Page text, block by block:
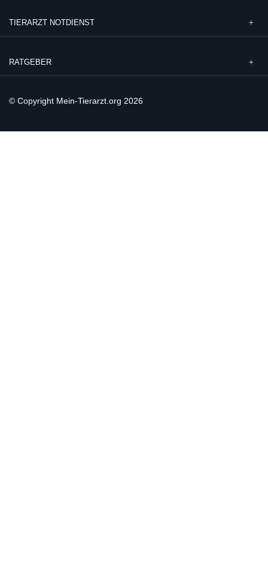
TIERARZT NOTDIENST
RATGEBER
© Copyright Mein-Tierarzt.org 2026